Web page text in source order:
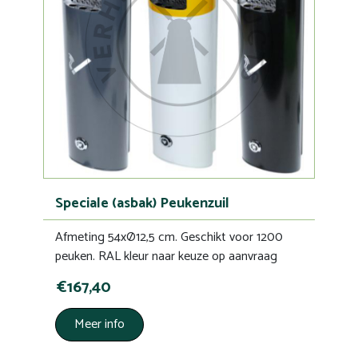
Speciale (asbak) Peukenzuil
Afmeting 54xØ12,5 cm. Geschikt voor 1200
peuken. RAL kleur naar keuze op aanvraag
€167,40
Meer info